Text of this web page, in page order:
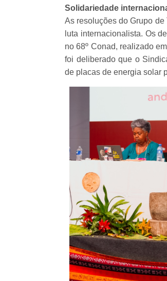
Solidariedade
As resoluções do Grupo
luta internacionalista. Os
no 68º Conad, realizado
foi deliberado que o
de placas de energia solar